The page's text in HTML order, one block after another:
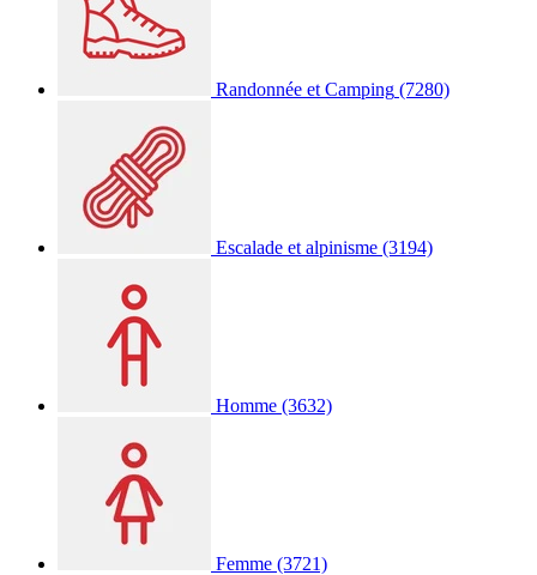
Randonnée et Camping (7280)
Escalade et alpinisme (3194)
Homme (3632)
Femme (3721)